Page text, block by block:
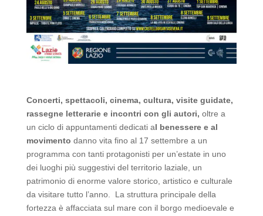
Concerti, spettacoli, cinema, cultura, visite guidate,
rassegne letterarie e incontri con gli autori, oltre a
un ciclo di appuntamenti dedicati al benessere e al
movimento danno vita fino al 17 settembre a un
programma con tanti protagonisti per un’estate in uno
dei luoghi più suggestivi del territorio laziale, un
patrimonio di enorme valore storico, artistico e culturale
da visitare tutto l’anno. La struttura principale della
fortezza è affacciata sul mare con il borgo medioevale e